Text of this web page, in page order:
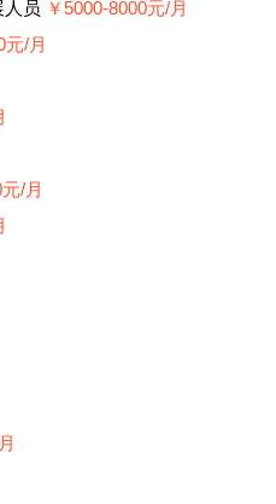
人员 ￥5000-8000元/月
元/月
/月